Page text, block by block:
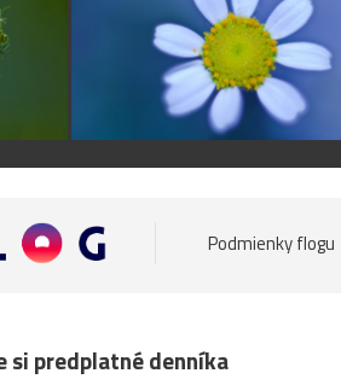
Podmienky flogu
si predplatné denníka